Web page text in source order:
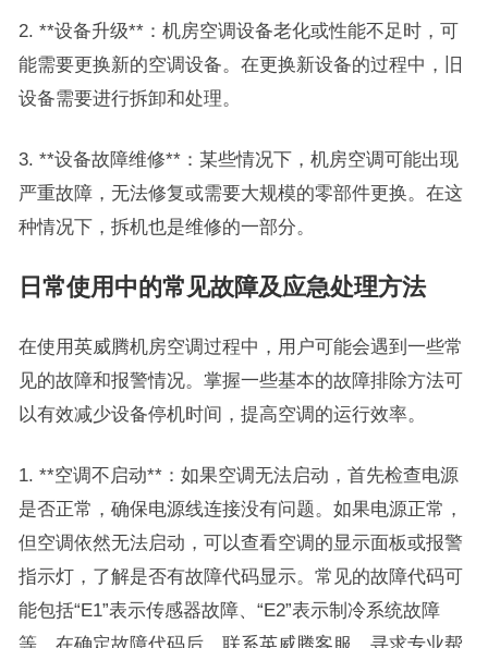
2. **设备升级**：机房空调设备老化或性能不足时，可
能需要更换新的空调设备。在更换新设备的过程中，旧
设备需要进行拆卸和处理。
3. **设备故障维修**：某些情况下，机房空调可能出现
严重故障，无法修复或需要大规模的零部件更换。在这
种情况下，拆机也是维修的一部分。
日常使用中的常见故障及应急处理方法
在使用英威腾机房空调过程中，用户可能会遇到一些常
见的故障和报警情况。掌握一些基本的故障排除方法可
以有效减少设备停机时间，提高空调的运行效率。
1. **空调不启动**：如果空调无法启动，首先检查电源
是否正常，确保电源线连接没有问题。如果电源正常，
但空调依然无法启动，可以查看空调的显示面板或报警
指示灯，了解是否有故障代码显示。常见的故障代码可
能包括“E1”表示传感器故障、“E2”表示制冷系统故障
等。在确定故障代码后，联系英威腾客服，寻求专业帮